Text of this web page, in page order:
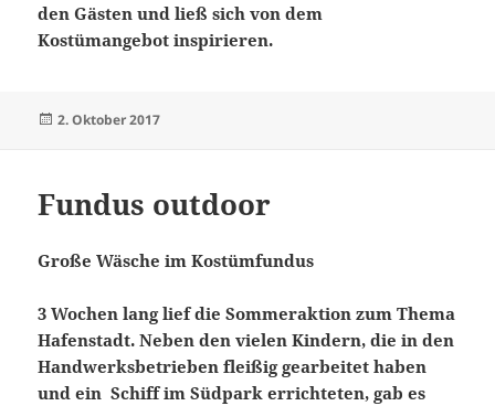
den Gästen und ließ sich von dem
Kostümangebot inspirieren.
Veröffentlicht
2. Oktober 2017
Fundus outdoor
Große Wäsche im Kostümfundus
3 Wochen lang lief die Sommeraktion zum Thema
Hafenstadt. Neben den vielen Kindern, die in den
Handwerksbetrieben fleißig gearbeitet haben
und ein Schiff im Südpark errichteten, gab es